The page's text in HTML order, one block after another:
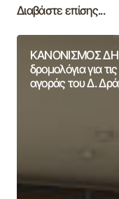
Διαβάστε επίσης...
ΚΑΝΟΝΙΣΜΟΣ
δρομολόγια για
αγοράς του Δ.